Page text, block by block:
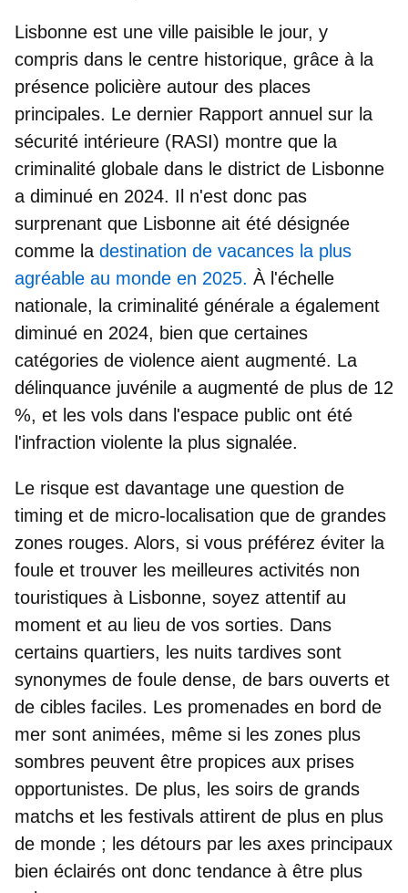
Lisbonne est une ville paisible le jour, y
compris dans le centre historique, grâce à la
présence policière autour des places
principales. Le dernier Rapport annuel sur la
sécurité intérieure (RASI) montre que la
criminalité globale dans le district de Lisbonne
a diminué en 2024. Il n'est donc pas
surprenant que Lisbonne ait été désignée
comme la destination de vacances la plus
agréable au monde en 2025. À l'échelle
nationale, la criminalité générale a également
diminué en 2024, bien que certaines
catégories de violence aient augmenté. La
délinquance juvénile a augmenté de plus de 12
%, et les vols dans l'espace public ont été
l'infraction violente la plus signalée.
Le risque est davantage une question de
timing et de micro-localisation que de grandes
zones rouges. Alors, si vous préférez éviter la
foule et trouver les meilleures activités non
touristiques à Lisbonne, soyez attentif au
moment et au lieu de vos sorties. Dans
certains quartiers, les nuits tardives sont
synonymes de foule dense, de bars ouverts et
de cibles faciles. Les promenades en bord de
mer sont animées, même si les zones plus
sombres peuvent être propices aux prises
opportunistes. De plus, les soirs de grands
matchs et les festivals attirent de plus en plus
de monde ; les détours par les axes principaux
bien éclairés ont donc tendance à être plus